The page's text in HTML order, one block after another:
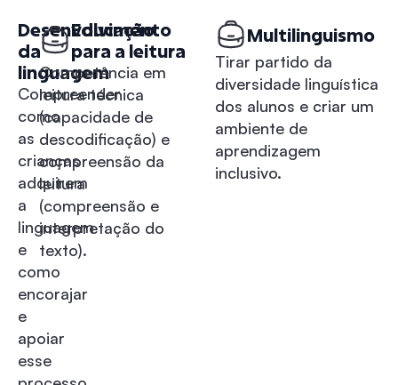
Desenvolvimento
da
linguagem
Compreender
como
as
crianças
adquirem
a
linguagem
e
como
encorajar
e
apoiar
esse
Educação
para a leitura
Competência em
leitura técnica
(capacidade de
descodificação) e
compreensão da
leitura
(compreensão e
interpretação do
texto).
Multilinguismo
Tirar partido da
diversidade linguística
dos alunos e criar um
ambiente de
aprendizagem
inclusivo.